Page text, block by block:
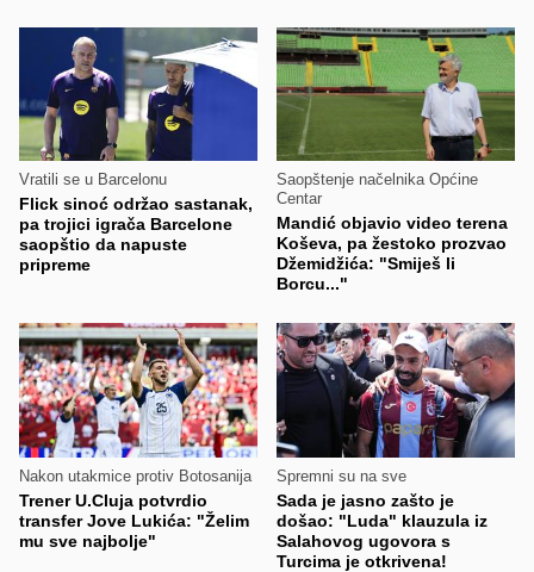
Vratili se u Barcelonu
Flick sinoć održao sastanak,
pa trojici igrača Barcelone
saopštio da napuste
pripreme
Saopštenje načelnika Općine
Centar
Mandić objavio video terena
Koševa, pa žestoko prozvao
Džemidžića: "Smiješ li
Borcu..."
Nakon utakmice protiv Botosanija
Trener U.Cluja potvrdio
transfer Jove Lukića: "Želim
mu sve najbolje"
Spremni su na sve
Sada je jasno zašto je
došao: "Luda" klauzula iz
Salahovog ugovora s
Turcima je otkrivena!